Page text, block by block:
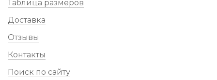
Таблица размеров
Доставка
Отзывы
Контакты
Поиск по сайту